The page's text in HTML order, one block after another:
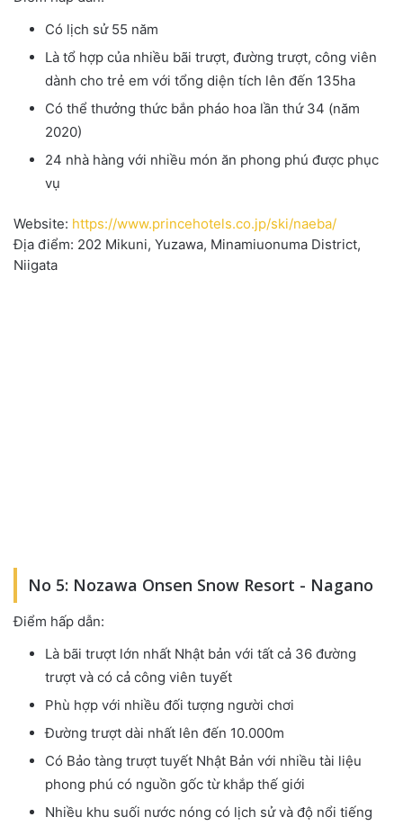
Có lịch sử 55 năm
Là tổ hợp của nhiều bãi trượt, đường trượt, công viên
dành cho trẻ em với tổng diện tích lên đến 135ha
Có thể thưởng thức bắn pháo hoa lần thứ 34 (năm
2020)
24 nhà hàng với nhiều món ăn phong phú được phục
vụ
Website: https://www.princehotels.co.jp/ski/naeba/
Địa điểm: 202 Mikuni, Yuzawa, Minamiuonuma District,
Niigata
No 5: Nozawa Onsen Snow Resort - Nagano
Điểm hấp dẫn:
Là bãi trượt lớn nhất Nhật bản với tất cả 36 đường
trượt và có cả công viên tuyết
Phù hợp với nhiều đối tượng người chơi
Đường trượt dài nhất lên đến 10.000m
Có Bảo tàng trượt tuyết Nhật Bản với nhiều tài liệu
phong phú có nguồn gốc từ khắp thế giới
Nhiều khu suối nước nóng có lịch sử và độ nổi tiếng